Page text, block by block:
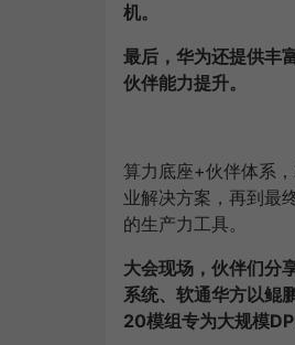
机。
最后，华为还提供丰
伙伴能力提升。
算力底座+伙伴体系
业解决方案，再到最
的生产力工具。
大会现场，伙伴们分
系统、软通华方以鲲
20模组专为大规模